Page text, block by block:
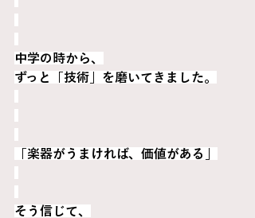
中学の時から、
ずっと「技術」を磨いてきました。
「楽器がうまければ、価値がある」
そう信じて、